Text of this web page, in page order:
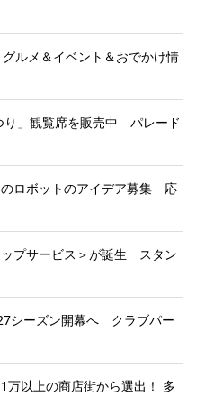
ルメ＆イベント＆おでかけ情
り」観覧席を販売中 パレード
ロボットのアイデア募集 応
プサービス＞が誕生 スタン
シーズン開幕へ クラブパー
万以上の商店街から選出！ 多